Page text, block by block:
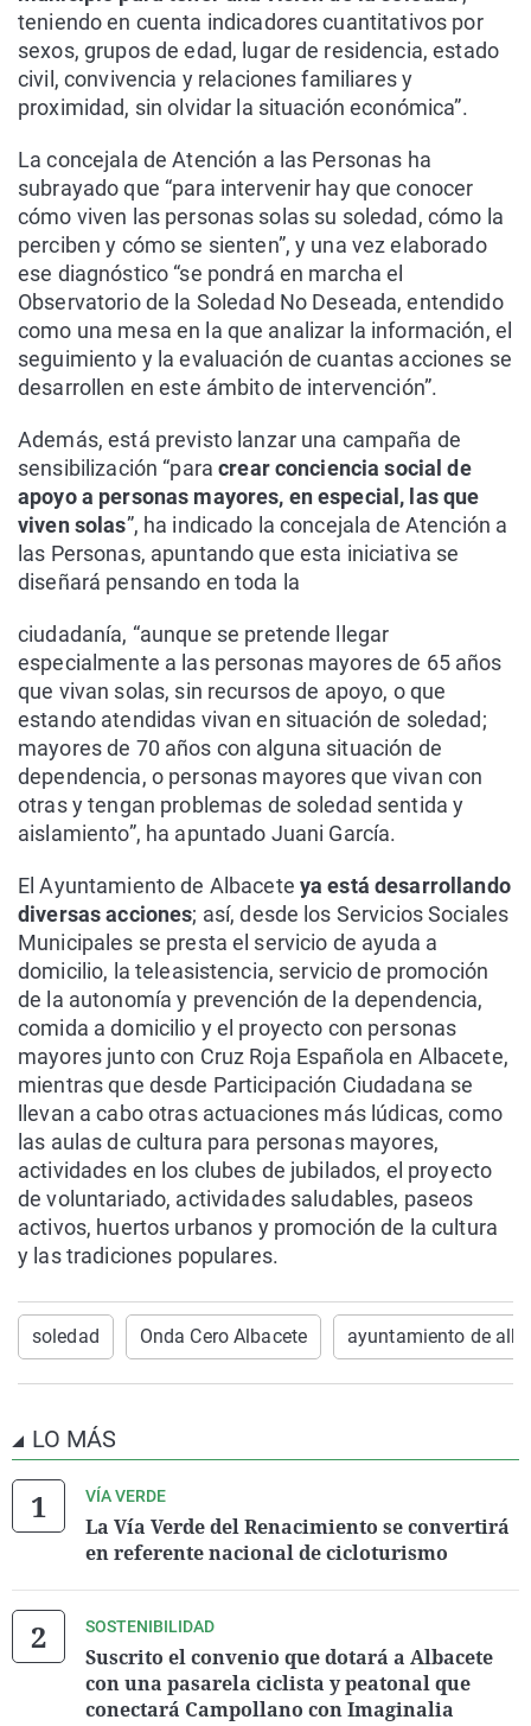
teniendo en cuenta indicadores cuantitativos por
sexos, grupos de edad, lugar de residencia, estado
civil, convivencia y relaciones familiares y
proximidad, sin olvidar la situación económica”.
La concejala de Atención a las Personas ha
subrayado que “para intervenir hay que conocer
cómo viven las personas solas su soledad, cómo la
perciben y cómo se sienten”, y una vez elaborado
ese diagnóstico “se pondrá en marcha el
Observatorio de la Soledad No Deseada, entendido
como una mesa en la que analizar la información, el
seguimiento y la evaluación de cuantas acciones se
desarrollen en este ámbito de intervención”.
Además, está previsto lanzar una campaña de
sensibilización “paracrear conciencia social de
apoyo a personas mayores, en especial, las que
viven solas”, ha indicado la concejala de Atención a
las Personas, apuntando que esta iniciativa se
diseñará pensando en toda la
ciudadanía, “aunque se pretende llegar
especialmente a las personas mayores de 65 años
que vivan solas, sin recursos de apoyo, o que
estando atendidas vivan en situación de soledad;
mayores de 70 años con alguna situación de
dependencia, o personas mayores que vivan con
otras y tengan problemas de soledad sentida y
aislamiento”, ha apuntado Juani García.
El Ayuntamiento de Albacete ya está desarrollando
diversas acciones; así, desde los Servicios Sociales
Municipales se presta el servicio de ayuda a
domicilio, la teleasistencia, servicio de promoción
de la autonomía y prevención de la dependencia,
comida a domicilio y el proyecto con personas
mayores junto con Cruz Roja Española en Albacete,
mientras que desde Participación Ciudadana se
llevan a cabo otras actuaciones más lúdicas, como
las aulas de cultura para personas mayores,
actividades en los clubes de jubilados, el proyecto
de voluntariado, actividades saludables, paseos
activos, huertos urbanos y promoción de la cultura
y las tradiciones populares.
soledad Onda Cero Albacete ayuntamiento de
LO MÁS
VÍA VERDE
La Vía Verde del Renacimiento se convertirá
en referente nacional de cicloturismo
SOSTENIBILIDAD
Suscrito el convenio que dotará a Albacete
con una pasarela ciclista y peatonal que
conectará Campollano con Imaginalia